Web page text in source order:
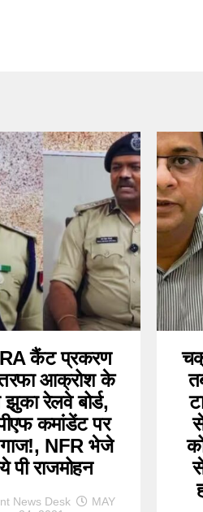
कैंट प्रकरण
आक्रोश के
रेलवे बोर्ड,
कमांडेंट पर
गाज!, NFR भेजे
पी राजमोहन
News Desk
MAY